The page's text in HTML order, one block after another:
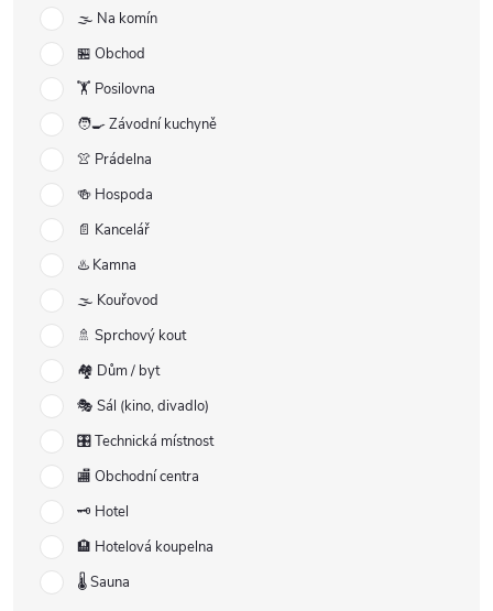
🌫️ Na komín
🏪 Obchod
🏋️ Posilovna
🧑‍🍳 Závodní kuchyně
👚 Prádelna
🍻 Hospoda
📄 Kancelář
♨️ Kamna
🌫️ Kouřovod
🚿 Sprchový kout
🏘️ Dům / byt
🎭 Sál (kino, divadlo)
🎛️ Technická místnost
🏬 Obchodní centra
🗝️ Hotel
🏨 Hotelová koupelna
🌡️ Sauna